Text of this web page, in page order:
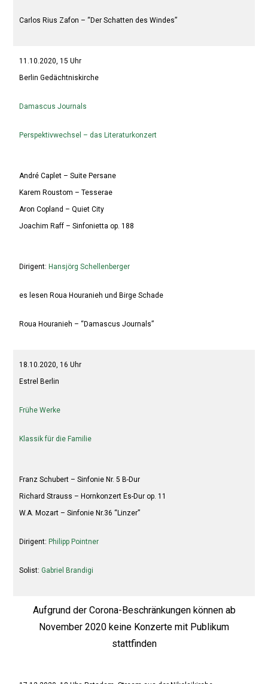
Carlos Rius Zafon – “Der Schatten des Windes”
11.10.2020, 15 Uhr
Berlin Gedächtniskirche
Damascus Journals
Perspektivwechsel – das Literaturkonzert
André Caplet – Suite Persane
Karem Roustom – Tesserae
Aron Copland – Quiet City
Joachim Raff – Sinfonietta op. 188
Dirigent: Hansjörg Schellenberger
es lesen Roua Houranieh und Birge Schade
Roua Houranieh – “Damascus Journals”
18.10.2020, 16 Uhr
Estrel Berlin
Frühe Werke
Klassik für die Familie
Franz Schubert – Sinfonie Nr. 5 B-Dur
Richard Strauss – Hornkonzert Es-Dur op. 11
W.A. Mozart – Sinfonie Nr.36 “Linzer”
Dirigent: Philipp Pointner
Solist:Gabriel Brandigi
Aufgrund der Corona-Beschränkungen können ab
November 2020 keine Konzerte mit Publikum
stattfinden